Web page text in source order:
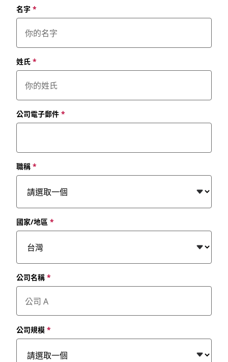
名字*
姓氏*
公司電子郵件*
職稱*
國家/地區 *
公司名稱*
公司規模*